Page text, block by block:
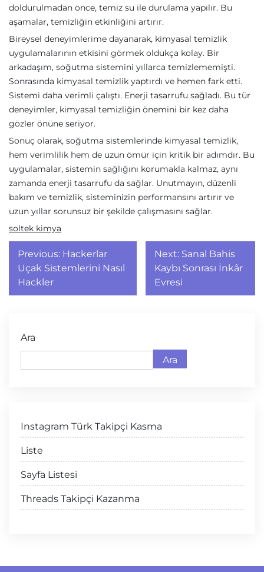
doldurulmadan önce, temiz su ile durulama yapılır. Bu
aşamalar, temizliğin etkinliğini artırır.
Bireysel deneyimlerime dayanarak, kimyasal temizlik
uygulamalarının etkisini görmek oldukça kolay. Bir
arkadaşım, soğutma sistemini yıllarca temizlememişti.
Sonrasında kimyasal temizlik yaptırdı ve hemen fark etti.
Sistemi daha verimli çalıştı. Enerji tasarrufu sağladı. Bu tür
deneyimler, kimyasal temizliğin önemini bir kez daha
gözler önüne seriyor.
Sonuç olarak, soğutma sistemlerinde kimyasal temizlik,
hem verimlilik hem de uzun ömür için kritik bir adımdır. Bu
uygulamalar, sistemin sağlığını korumakla kalmaz, aynı
zamanda enerji tasarrufu da sağlar. Unutmayın, düzenli
bakım ve temizlik, sisteminizin performansını artırır ve
uzun yıllar sorunsuz bir şekilde çalışmasını sağlar.
soltek kimya
Yazı
gezinmesi
Previous: Hackerlar
Uçak Sistemlerini Nasıl
Hackler
Next: Sanal Bahis
Kaybı Sonrası İnkâr
Evresi
Ara
Ara
Instagram Türk Takipçi Kasma
Liste
Sayfa Listesi
Threads Takipçi Kazanma